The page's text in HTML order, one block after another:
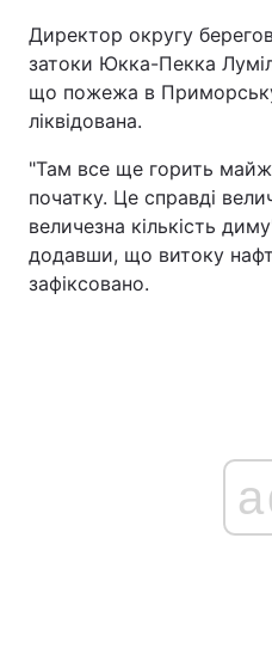
Директор округу
затоки Юкка-Пекка
що пожежа в
ліквідована.
"Там все ще горить
початку. Це справді
величезна кількість
додавши, що витоку
зафіксовано.